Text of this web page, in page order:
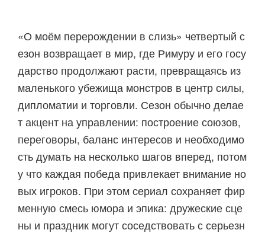
«О моём перерождении в слизь» четвертый с
езон возвращает в мир, где Римуру и его госу
дарство продолжают расти, превращаясь из
маленького убежища монстров в центр силы,
дипломатии и торговли. Сезон обычно делае
т акцент на управлении: построение союзов,
переговоры, баланс интересов и необходимо
сть думать на несколько шагов вперед, потом
у что каждая победа привлекает внимание но
вых игроков. При этом сериал сохраняет фир
менную смесь юмора и эпика: дружеские сце
ны и праздник могут соседствовать с серьезн